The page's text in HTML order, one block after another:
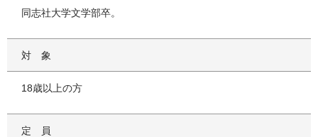
同志社大学文学部卒。
対象
18歳以上の方
定員